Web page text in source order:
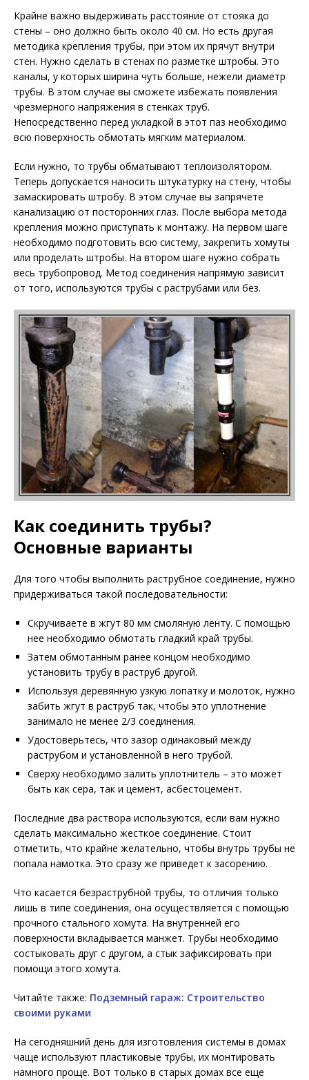
Крайне важно выдерживать расстояние от стояка до
стены – оно должно быть около 40 см. Но есть другая
методика крепления трубы, при этом их прячут внутри
стен. Нужно сделать в стенах по разметке штробы. Это
каналы, у которых ширина чуть больше, нежели диаметр
трубы. В этом случае вы сможете избежать появления
чрезмерного напряжения в стенках труб.
Непосредственно перед укладкой в этот паз необходимо
всю поверхность обмотать мягким материалом.
Если нужно, то трубы обматывают теплоизолятором.
Теперь допускается наносить штукатурку на стену, чтобы
замаскировать штробу. В этом случае вы запрячете
канализацию от посторонних глаз. После выбора метода
крепления можно приступать к монтажу. На первом шаге
необходимо подготовить всю систему, закрепить хомуты
или проделать штробы. На втором шаге нужно собрать
весь трубопровод. Метод соединения напрямую зависит
от того, используются трубы с раструбами или без.
Как соединить трубы?
Основные варианты
Для того чтобы выполнить раструбное соединение, нужно
придерживаться такой последовательности:
Скручиваете в жгут 80 мм смоляную ленту. С помощью
нее необходимо обмотать гладкий край трубы.
Затем обмотанным ранее концом необходимо
установить трубу в раструб другой.
Используя деревянную узкую лопатку и молоток, нужно
забить жгут в раструб так, чтобы это уплотнение
занимало не менее 2/3 соединения.
Удостоверьтесь, что зазор одинаковый между
раструбом и установленной в него трубой.
Сверху необходимо залить уплотнитель – это может
быть как сера, так и цемент, асбестоцемент.
Последние два раствора используются, если вам нужно
сделать максимально жесткое соединение. Стоит
отметить, что крайне желательно, чтобы внутрь трубы не
попала намотка. Это сразу же приведет к засорению.
Что касается безраструбной трубы, то отличия только
лишь в типе соединения, она осуществляется с помощью
прочного стального хомута. На внутренней его
поверхности вкладывается манжет. Трубы необходимо
состыковать друг с другом, а стык зафиксировать при
помощи этого хомута.
Читайте также: Подземный гараж: Строительство
своими руками
На сегодняшний день для изготовления системы в домах
чаще используют пластиковые трубы, их монтировать
намного проще. Вот только в старых домах все еще